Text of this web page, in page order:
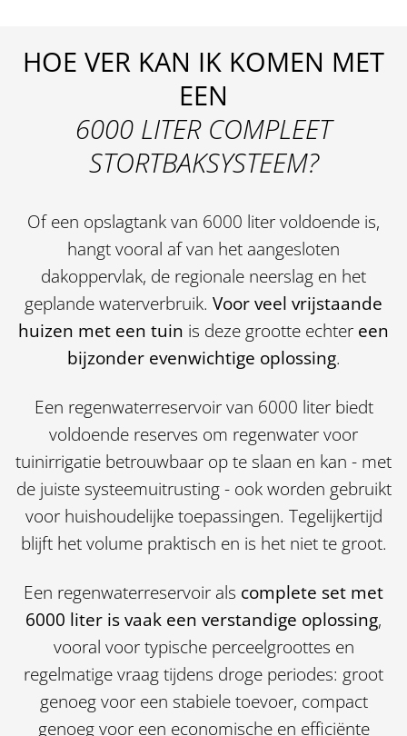
HOE VER KAN IK KOMEN MET
EEN
6000 LITER COMPLEET
STORTBAKSYSTEEM?
Of een opslagtank van 6000 liter voldoende is,
hangt vooral af van het aangesloten
dakoppervlak, de regionale neerslag en het
geplande waterverbruik. Voor veel vrijstaande
huizen met een tuin is deze grootte echter een
bijzonder evenwichtige oplossing.
Een regenwaterreservoir van 6000 liter biedt
voldoende reserves om regenwater voor
tuinirrigatie betrouwbaar op te slaan en kan - met
de juiste systeemuitrusting - ook worden gebruikt
voor huishoudelijke toepassingen. Tegelijkertijd
blijft het volume praktisch en is het niet te groot.
Een regenwaterreservoir als complete set met
6000 liter is vaak een verstandige oplossing,
vooral voor typische perceelgroottes en
regelmatige vraag tijdens droge periodes: groot
genoeg voor een stabiele toevoer, compact
genoeg voor een economische en efficiënte